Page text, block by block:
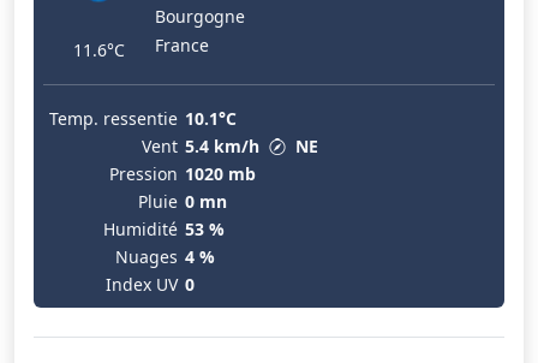
11.6°C
Bourgogne
France
Temp. ressentie 10.1°C
Vent 5.4 km/h
NE
Pression 1020 mb
Pluie 0 mn
Humidité 53 %
Nuages 4 %
Index UV 0